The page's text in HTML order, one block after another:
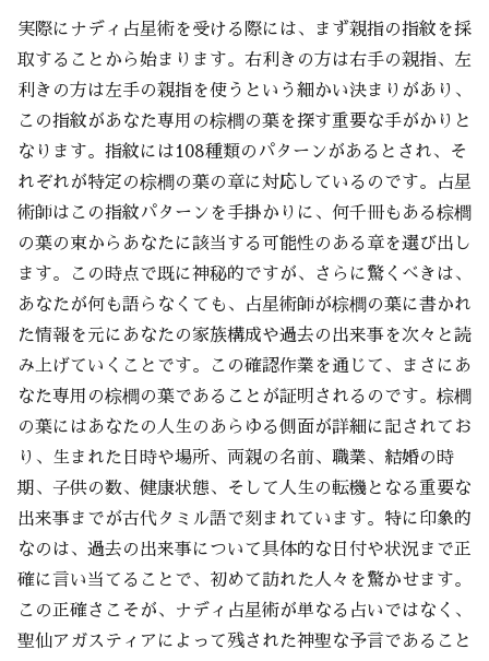
実際にナディ占星術を受ける際には、まず親指の指紋を採
取することから始まります。右利きの方は右手の親指、左
利きの方は左手の親指を使うという細かい決まりがあり、
この指紋があなた専用の棕櫚の葉を探す重要な手がかりと
なります。指紋には108種類のパターンがあるとされ、そ
れぞれが特定の棕櫚の葉の章に対応しているのです。占星
術師はこの指紋パターンを手掛かりに、何千冊もある棕櫚
の葉の束からあなたに該当する可能性のある章を選び出し
ます。この時点で既に神秘的ですが、さらに驚くべきは、
あなたが何も語らなくても、占星術師が棕櫚の葉に書かれ
た情報を元にあなたの家族構成や過去の出来事を次々と読
み上げていくことです。この確認作業を通じて、まさにあ
なた専用の棕櫚の葉であることが証明されるのです。棕櫚
の葉にはあなたの人生のあらゆる側面が詳細に記されてお
り、生まれた日時や場所、両親の名前、職業、結婚の時
期、子供の数、健康状態、そして人生の転機となる重要な
出来事までが古代タミル語で刻まれています。特に印象的
なのは、過去の出来事について具体的な日付や状況まで正
確に言い当てることで、初めて訪れた人々を驚かせます。
この正確さこそが、ナディ占星術が単なる占いではなく、
聖仙アガスティアによって残された神聖な予言であること